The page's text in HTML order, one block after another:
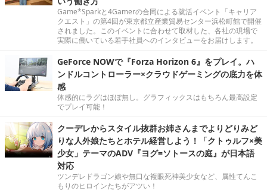
Game*Sparkと4Gamerの合同による就活イベント「キャリア
クエスト」の第4回が東京都立産業貿易センター浜松町館で開催
されました。このイベントに合わせて取材した、各社の現場で
実際に働いている若手社員へのインタビューをお届けします。
GeForce NOWで『Forza Horizon 6』をプレイ。ハ
ンドルコントローラー×クラウドゲーミングの底力を体
感
体感的にラグはほぼ無し。グラフィックスはもちろん最高設定
でプレイ可能！
クーデレからスタイル抜群お姉さんまでよりどりみど
りな人外娘たちとホテル経営しよう！「クトゥルフ×美
少女」テーマのADV『ヨグ=ソトースの庭』が日本語
対応
ツンデレドラゴン娘や無口な複眼死神美少女など、属性てんこ
もりのヒロインたちがアツい！